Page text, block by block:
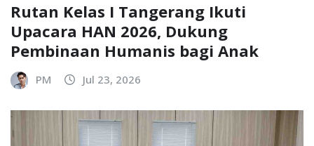
Rutan Kelas I Tangerang Ikuti
Upacara HAN 2026, Dukung
Pembinaan Humanis bagi Anak
PM Jul 23, 2026